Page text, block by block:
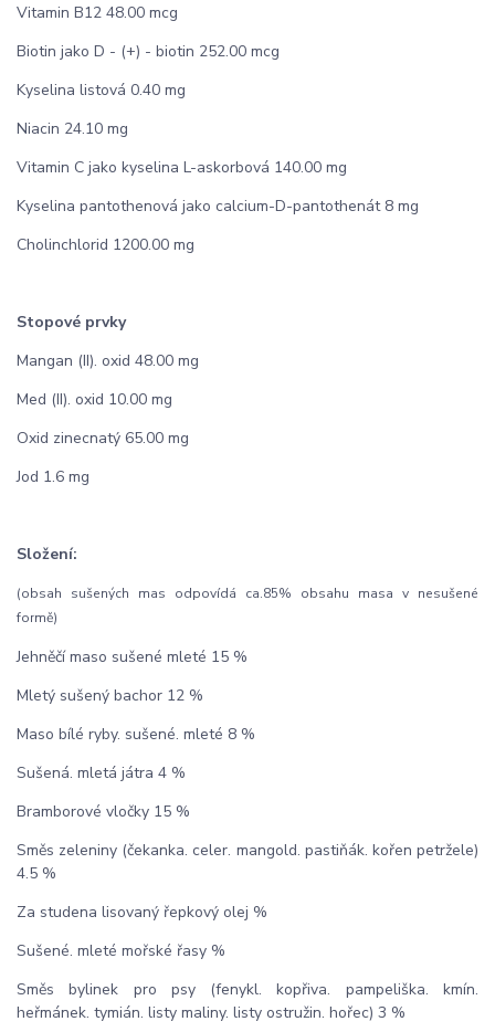
Vitamin B12 48.00 mcg
Biotin jako D - (+) - biotin 252.00 mcg
Kyselina listová 0.40 mg
Niacin 24.10 mg
Vitamin C jako kyselina L-askorbová 140.00 mg
Kyselina pantothenová jako calcium-D-pantothenát 8 mg
Cholinchlorid 1200.00 mg
Stopové prvky
Mangan (II). oxid 48.00 mg
Med (II). oxid 10.00 mg
Oxid zinecnatý 65.00 mg
Jod 1.6 mg
Složení:
(obsah sušených mas odpovídá ca.85% obsahu masa v nesušené
formě)
Jehněčí maso sušené mleté 15 %
Mletý sušený bachor 12 %
Maso bílé ryby. sušené. mleté 8 %
Sušená. mletá játra 4 %
Bramborové vločky 15 %
Směs zeleniny (čekanka. celer. mangold. pastiňák. kořen petržele)
4.5 %
Za studena lisovaný řepkový olej %
Sušené. mleté mořské řasy %
Směs bylinek pro psy (fenykl. kopřiva. pampeliška. kmín.
heřmánek. tymián. listy maliny. listy ostružin. hořec) 3 %